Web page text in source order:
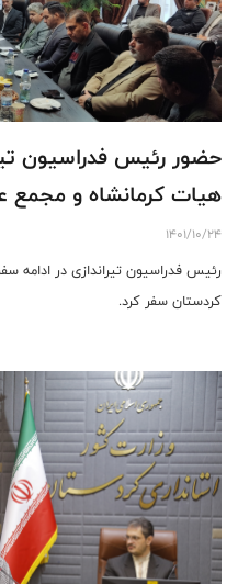
حضور رئیس فدراسیون
هیات کرمانشاه و مجمع
1401/10/24
رئیس فدراسیون تیراندازی در ادامه
کردستان سفر کرد.